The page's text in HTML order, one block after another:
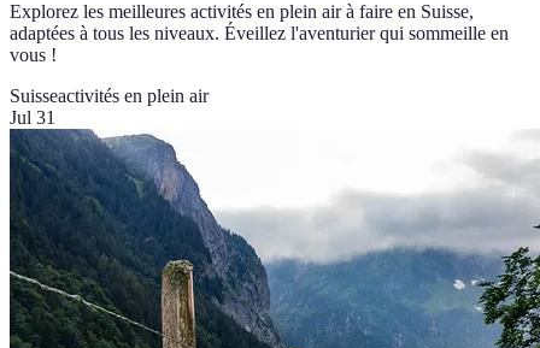
Explorez les meilleures activités en plein air à faire en Suisse,
adaptées à tous les niveaux. Éveillez l'aventurier qui sommeille en
vous !
Suisseactivités en plein air
Jul 31